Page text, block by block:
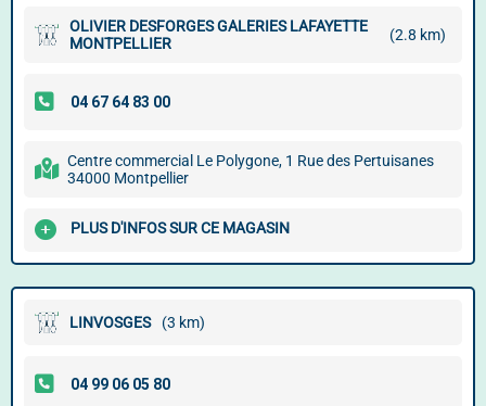
OLIVIER DESFORGES GALERIES LAFAYETTE
MONTPELLIER
(2.8 km)
Centre commercial Le Polygone, 1 Rue des Pertuisanes
34000 Montpellier
PLUS D'INFOS SUR CE MAGASIN
LINVOSGES (3 km)